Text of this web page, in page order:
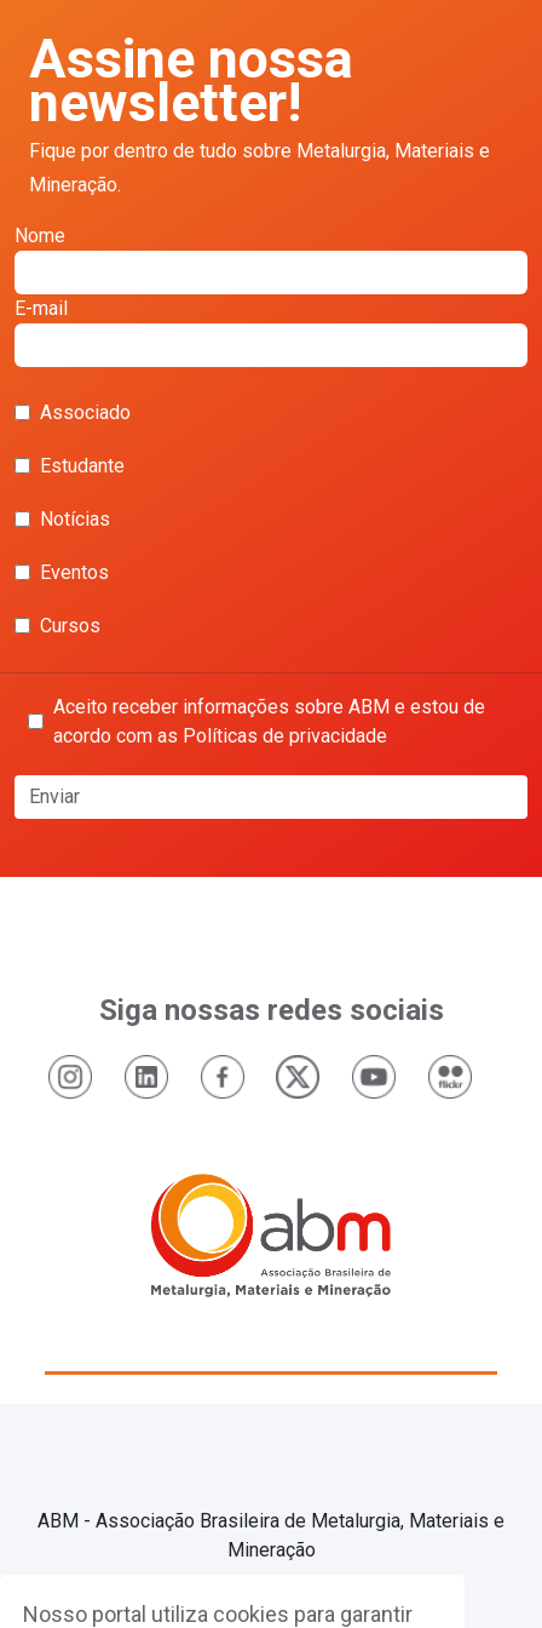
Nosso portal utiliza cookies para garantir
Assine nossa
newsletter!
Fique por dentro de tudo sobre Metalurgia, Materiais e
Mineração.
Nome
E-mail
Associado
Estudante
Notícias
Eventos
Cursos
Aceito receber informações sobre ABM e estou de
acordo com as Políticas de privacidade
Enviar
Siga nossas redes sociais
ABM - Associação Brasileira de Metalurgia, Materiais e
Mineração